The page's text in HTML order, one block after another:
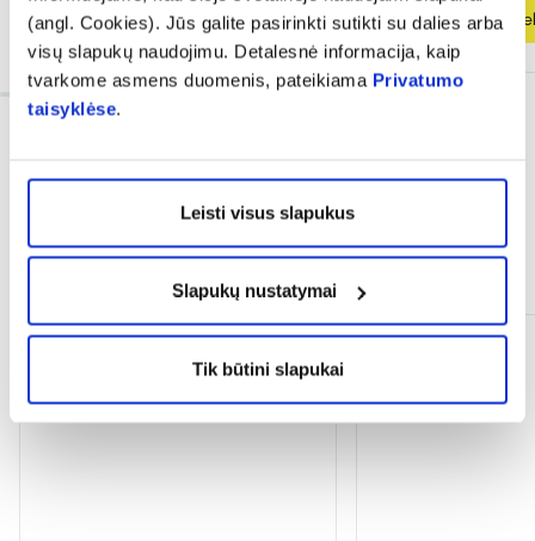
(angl. Cookies). Jūs galite pasirinkti sutikti su dalies arba
visų slapukų naudojimu. Detalesnė informacija, kaip
tvarkome asmens duomenis, pateikiama Privatumo
taisyklėse.
Leisti visus slapukus
Slapukų nustatymai
Tik būtini slapukai
Į krepšelį Į
Dažnai perkama kartu